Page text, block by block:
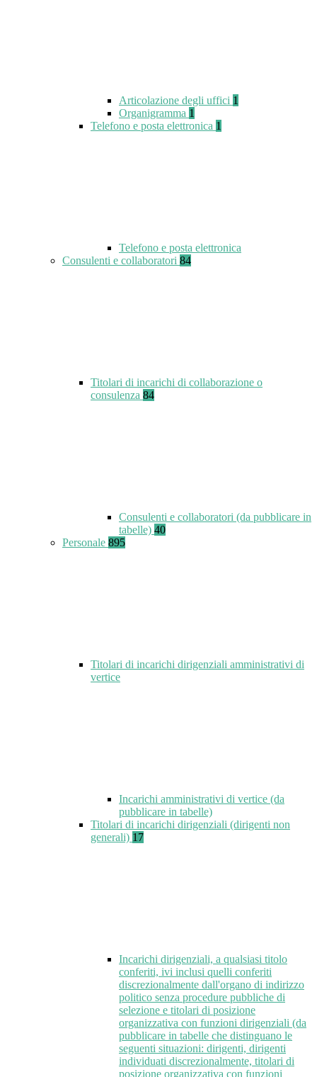
Articolazione degli uffici 1
Organigramma 1
Telefono e posta elettronica 1
Telefono e posta elettronica
Consulenti e collaboratori 84
Titolari di incarichi di collaborazione o
consulenza 84
Consulenti e collaboratori (da pubblicare in
tabelle) 40
Personale 895
Titolari di incarichi dirigenziali amministrativi di
vertice
Incarichi amministrativi di vertice (da
pubblicare in tabelle)
Titolari di incarichi dirigenziali (dirigenti non
generali) 17
Incarichi dirigenziali, a qualsiasi titolo
conferiti, ivi inclusi quelli conferiti
discrezionalmente dall'organo di indirizzo
politico senza procedure pubbliche di
selezione e titolari di posizione
organizzativa con funzioni dirigenziali (da
pubblicare in tabelle che distinguano le
seguenti situazioni: dirigenti, dirigenti
individuati discrezionalmente, titolari di
posizione organizzativa con funzioni